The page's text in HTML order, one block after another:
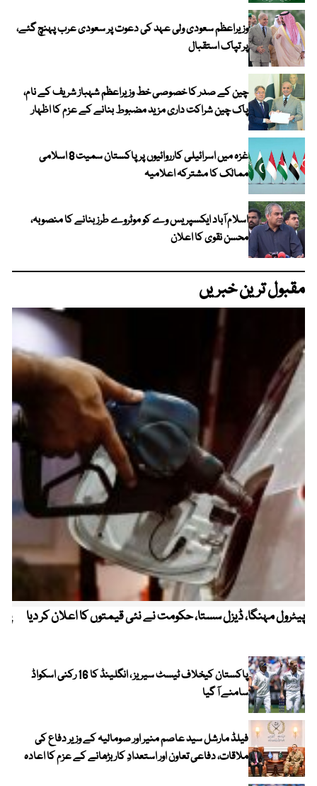
وزیراعظم سعودی ولی عہد کی دعوت پر سعودی عرب پہنچ گئے،
پر تپاک استقبال
چین کے صدر کا خصوصی خط وزیراعظم شہباز شریف کے نام،
پاک چین شراکت داری مزید مضبوط بنانے کے عزم کا اظہار
غزہ میں اسرائیلی کارروائیوں پر پاکستان سمیت 8 اسلامی
ممالک کا مشترکہ اعلامیہ
اسلام آباد ایکسپریس وے کو موٹروے طرز بنانے کا منصوبہ،
محسن نقوی کا اعلان
مقبول ترین خبریں
پیٹرول مہنگا، ڈیزل سستا، حکومت نے نئی قیمتوں کا اعلان کر دیا
پاکستان کیخلاف ٹیسٹ سیریز ، انگلینڈ کا 16 رکنی اسکواڈ
سامنے آ گیا
فیلڈ مارشل سید عاصم منیر اور صومالیہ کے وزیر دفاع کی
ملاقات، دفاعی تعاون اور استعدادِ کار بڑھانے کے عزم کا اعادہ